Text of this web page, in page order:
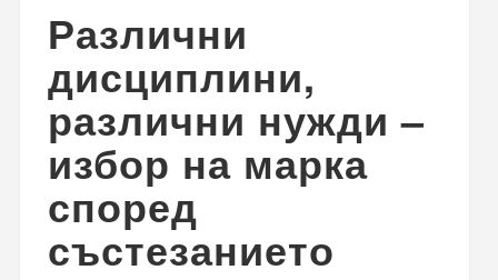
Различни
дисциплини,
различни нужди –
избор на марка
според
състезанието